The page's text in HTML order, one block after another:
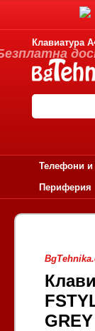
Клавиатура
Телефони и
Периферия
GREY